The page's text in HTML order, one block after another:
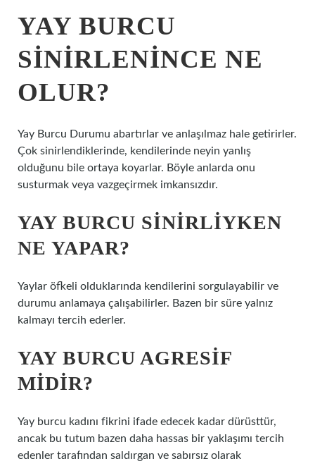
YAY BURCU
SINIRLENINCE NE
OLUR?
Yay Burcu Durumu abartırlar ve anlaşılmaz hale getirirler.
Çok sinirlendiklerinde, kendilerinde neyin yanlış
olduğunu bile ortaya koyarlar. Böyle anlarda onu
susturmak veya vazgeçirmek imkansızdır.
YAY BURCU SINIRLIYKEN
NE YAPAR?
Yaylar öfkeli olduklarında kendilerini sorgulayabilir ve
durumu anlamaya çalışabilirler. Bazen bir süre yalnız
kalmayı tercih ederler.
YAY BURCU AGRESIF
MIDIR?
Yay burcu kadını fikrini ifade edecek kadar dürüsttür,
ancak bu tutum bazen daha hassas bir yaklaşımı tercih
edenler tarafından saldırgan ve sabırsız olarak